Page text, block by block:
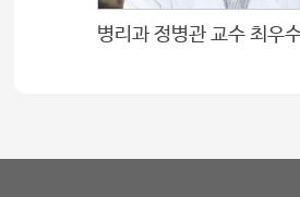
병리과 정병관 교수 최우